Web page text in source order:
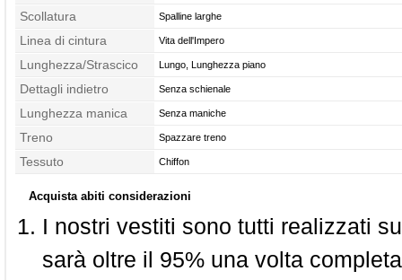
Scollatura Spalline larghe
Linea di cintura Vita dell'Impero
Lunghezza/Strascico Lungo, Lunghezza piano
Dettagli indietro Senza schienale
Lunghezza manica Senza maniche
Treno Spazzare treno
Tessuto Chiffon
Acquista abiti considerazioni
I nostri vestiti sono tutti realizzati
sarà oltre il 95% una volta